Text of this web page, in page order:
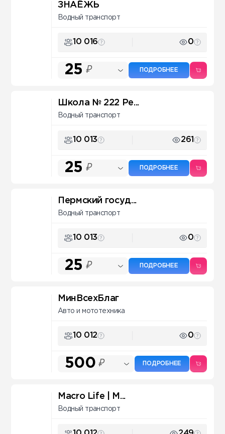
ЗНАЁЖЬ
Водный транспорт
10 016 0
25 ₽ ПОДРОБНЕЕ
Школа № 222 Pe...
Водный транспорт
10 013 261
25 ₽ ПОДРОБНЕЕ
Пермский госуд...
Водный транспорт
10 013 0
25 ₽ ПОДРОБНЕЕ
МинВсехБлаг
Авто и мототехника
10 012 0
500 ₽ ПОДРОБНЕЕ
Macro Life | М...
Водный транспорт